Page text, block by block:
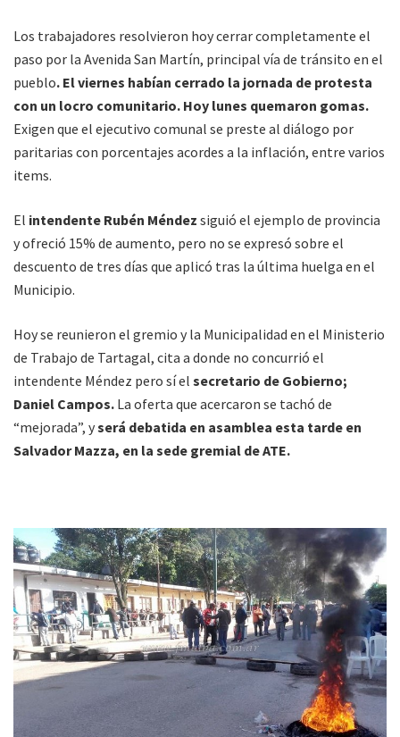
Los trabajadores resolvieron hoy cerrar completamente el
paso por la Avenida San Martín, principal vía de tránsito en el
pueblo. El viernes habían cerrado la jornada de protesta
con un locro comunitario. Hoy lunes quemaron gomas.
Exigen que el ejecutivo comunal se preste al diálogo por
paritarias con porcentajes acordes a la inflación, entre varios
items.
El intendente Rubén Méndez siguió el ejemplo de provincia
y ofreció 15% de aumento, pero no se expresó sobre el
descuento de tres días que aplicó tras la última huelga en el
Municipio.
Hoy se reunieron el gremio y la Municipalidad en el Ministerio
de Trabajo de Tartagal, cita a donde no concurrió el
intendente Méndez pero sí el secretario de Gobierno;
Daniel Campos. La oferta que acercaron se tachó de
“mejorada”, yserá debatida en asamblea esta tarde en
Salvador Mazza, en la sede gremial de ATE.